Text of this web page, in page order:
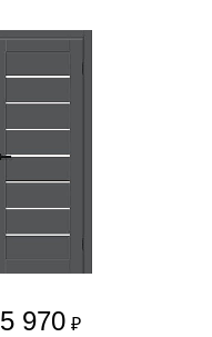
5 970 ₽